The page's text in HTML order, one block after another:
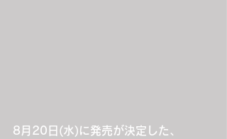
8月20日(水)に発売が決定した、